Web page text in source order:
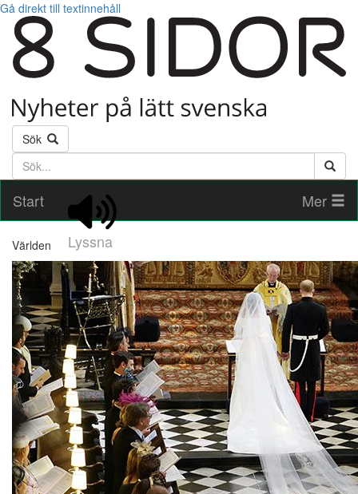
Gå direkt till textinnehåll
Sök
Söktext
Start
Lyssna
Mer
Världen